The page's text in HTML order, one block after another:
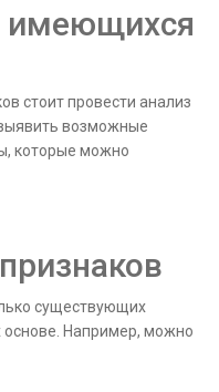
имеющихся
стоит провести анализ
возможные
которые можно
существующих
основе. Например, можно